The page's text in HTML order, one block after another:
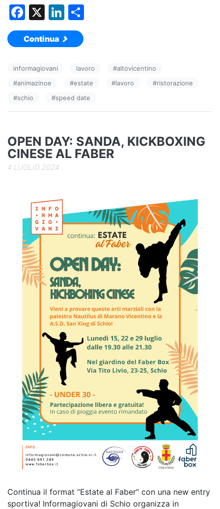
F
a
c
b
o
o
X
Li
n
k
dI
n
vi
di
Continua
informagiovani lavoro #altovicentino
#animazinoe #estate #lavoro #ristorazione
#schio #speed date
OPEN DAY: SANDA, KICKBOXING
CINESE AL FABER
4 LUGLIO 2024
Continua il format “Estate al Faber” con una new entry
sportiva! Informagiovani di Schio organizza in